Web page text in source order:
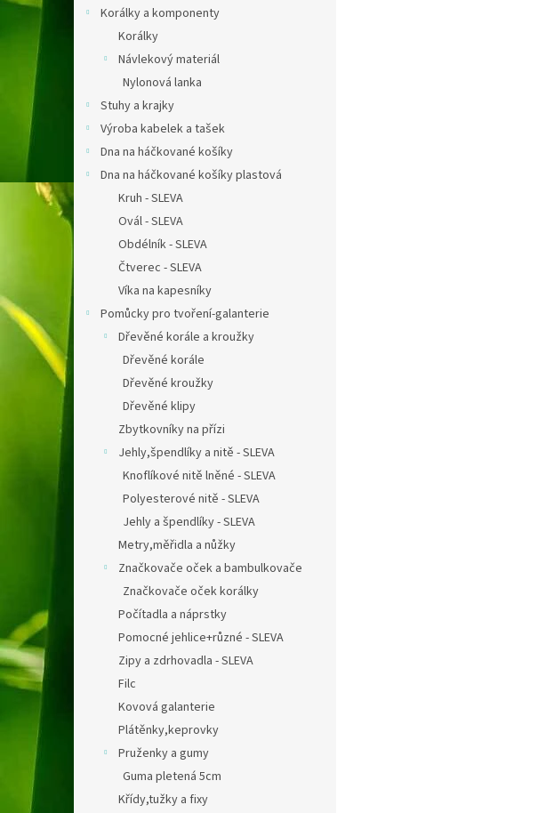
Korálky a komponenty
Korálky
Návlekový materiál
Nylonová lanka
Stuhy a krajky
Výroba kabelek a tašek
Dna na háčkované košíky
Dna na háčkované košíky plastová
Kruh - SLEVA
Ovál - SLEVA
Obdélník - SLEVA
Čtverec - SLEVA
Víka na kapesníky
Pomůcky pro tvoření-galanterie
Dřevěné korále a kroužky
Dřevěné korále
Dřevěné kroužky
Dřevěné klipy
Zbytkovníky na přízi
Jehly,špendlíky a nitě - SLEVA
Knoflíkové nitě lněné - SLEVA
Polyesterové nitě - SLEVA
Jehly a špendlíky - SLEVA
Metry,měřidla a nůžky
Značkovače oček a bambulkovače
Značkovače oček korálky
Počítadla a náprstky
Pomocné jehlice+různé - SLEVA
Zipy a zdrhovadla - SLEVA
Filc
Kovová galanterie
Plátěnky,keprovky
Pruženky a gumy
Guma pletená 5cm
Křídy,tužky a fixy